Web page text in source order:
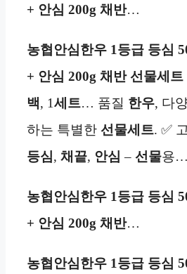
+ 안심 200g 채반…
농협안심한우 1등급 등심
+ 안심 200g 채반 선물세
백, 1세트… 품질 한우, 다
하는 특별한 선물세트. ✅
등심, 채끝, 안심 – 선물용…
농협안심한우 1등급 등심
+ 안심 200g 채반…
농협안심한우 1등급 등심